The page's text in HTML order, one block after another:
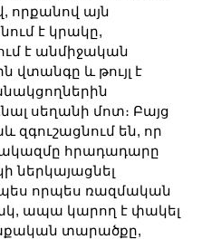
որքանով այն
է կրակը,
է անմիջական
վտանգը և թույլ է
սեղանի մոտ։ Բայց
զգուշացնում են, որ
հրադադարը
ներկայացնել
որպես ռազմական
ապա կարող է փակել
տարածքը,